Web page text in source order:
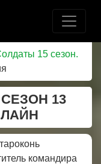
15 сезон.
13
командира